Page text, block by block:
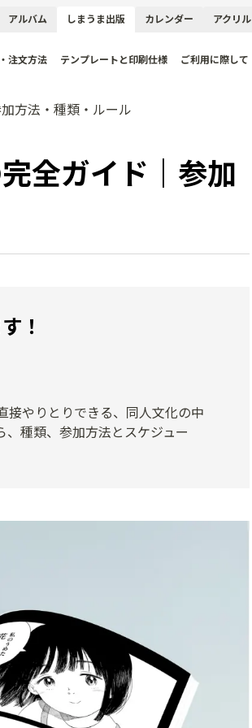
アルバム しまうま出版 カレンダー アクリル
注文方法 テンプレートと印刷仕様 ご利用に際して
方法・種類・ルール
全ガイド｜参加
！
接やりとりできる、同人文化の中
種類、参加方法とスケジュー